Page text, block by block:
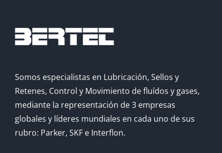
Somos especialistas en Lubricación, Sellos y
Retenes, Control y Movimiento de fluídos y gases,
mediante la representación de 3 empresas
globales y líderes mundiales en cada uno de sus
rubro: Parker, SKF e Interflon.